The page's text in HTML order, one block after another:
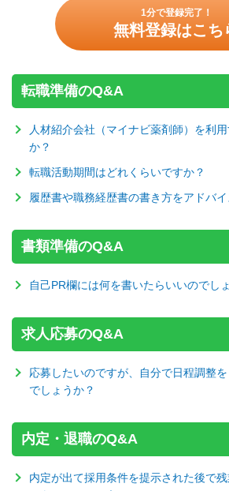
1分で登録完了！
無料登録はこち
転職準備のQ&A
人材紹介会社（マイナビ薬剤師）を利
か？
転職活動期間はどれくらいですか？
履歴書や職務経歴書の書き方をアドバ
書類準備のQ&A
自己PR欄には何を書いたらいいのでしょ
求人応募のQ&A
応募したいのですが、自分で日程調整
でしょうか？
内定・退職のQ&A
内定が出て採用条件を提示された後で